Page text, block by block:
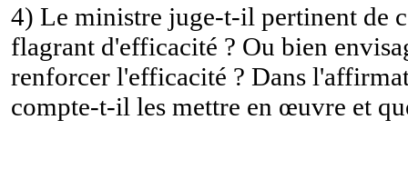
4) Le ministre juge-t-il pertinent de
flagrant d'efficacité ? Ou bien
renforcer l'efficacité ? Dans
compte-t-il les mettre en œuvre et